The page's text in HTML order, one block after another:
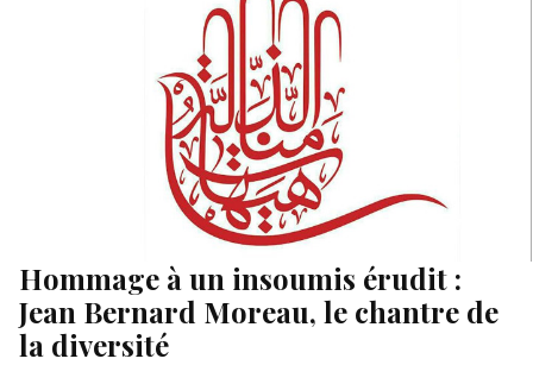
Hommage à un insoumis érudit :
Jean Bernard Moreau, le chantre de
la diversité